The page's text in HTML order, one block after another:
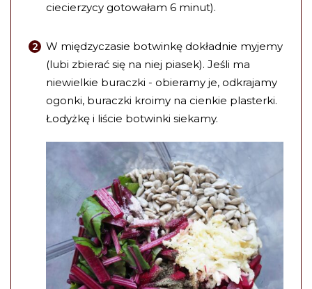
ciecierzycy gotowałam 6 minut).
W międzyczasie botwinkę dokładnie myjemy
(lubi zbierać się na niej piasek). Jeśli ma
niewielkie buraczki - obieramy je, odkrajamy
ogonki, buraczki kroimy na cienkie plasterki.
Łodyżkę i liście botwinki siekamy.